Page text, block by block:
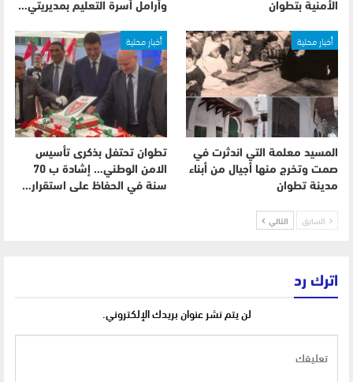
الأمنية بتطوان
وأرامل أسرة التعليم بمديريتي…
أخبار محلية
المسيد معلمة التي اندثرت في
صمت وتخرج منها أجيال من أبناء
مدينة تطوان
أخبار محلية
تطوان تحتفل بذكرى تأسيس
الامن الوطني… إشادة ب 70
سنة في الحفاظ على استقرار…
السابق التالي
اترك رد
لن يتم نشر عنوان بريدك الإلكتروني.